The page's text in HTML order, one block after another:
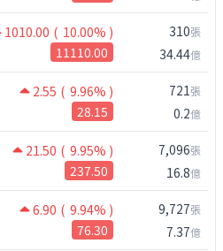
1010.00 ( 10.00% )
11110.00
310張
34.44億
2.55 ( 9.96% )
28.15
721張
0.2億
21.50 ( 9.95% )
237.50
7,096張
16.8億
6.90 ( 9.94% )
76.30
9,727張
7.37億